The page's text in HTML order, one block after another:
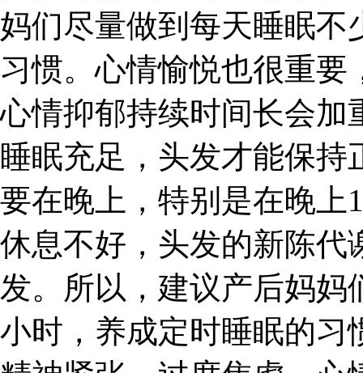
妈们尽量做到每天睡眠不
习惯。心情愉悦也很重
心情抑郁持续时间长会加
睡眠充足，头发才能保
要在晚上，特别是在晚上
休息不好，头发的新陈代
发。所以，建议产后妈妈
小时，养成定时睡眠的习